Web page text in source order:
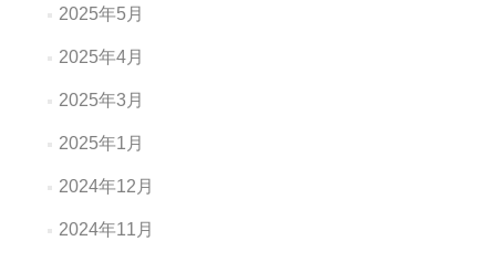
2025年5月
2025年4月
2025年3月
2025年1月
2024年12月
2024年11月